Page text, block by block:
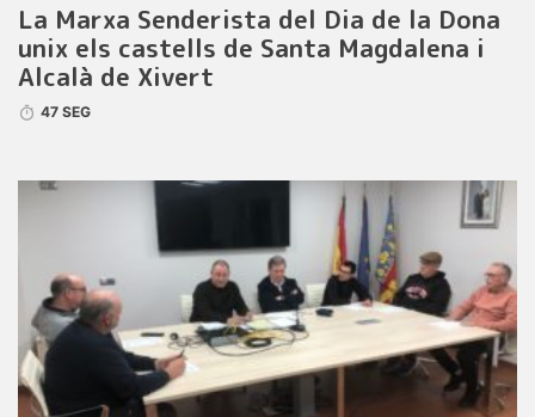
La Marxa Senderista del Dia de la Dona
unix els castells de Santa Magdalena i
Alcalà de Xivert
47 SEG